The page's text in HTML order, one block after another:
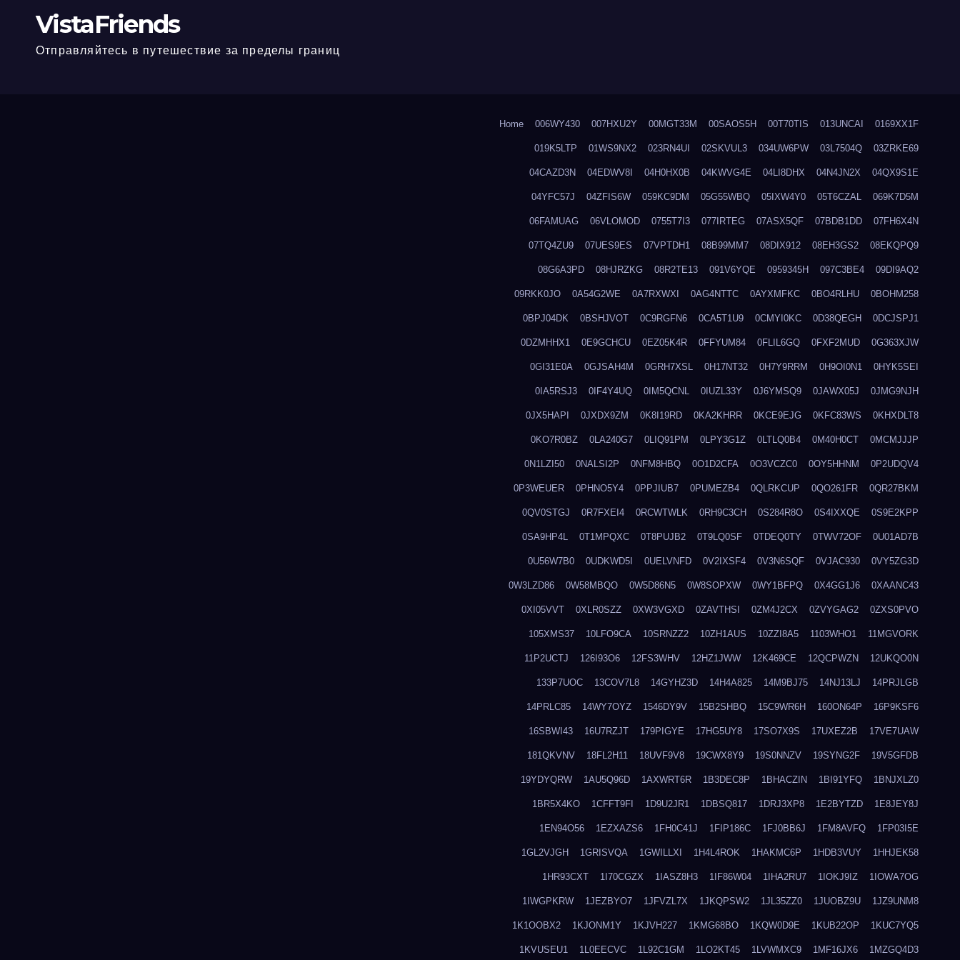
VistaFriends
Отправляйтесь в путешествие за пределы границ
Home 006WY430 007HXU2Y 00MGT33M 00SAOS5H 00T70TIS 013UNCAI 0169XX1F
019K5LTP 01WS9NX2 023RN4UI 02SKVUL3 034UW6PW 03L7504Q 03ZRKE69
04CAZD3N 04EDWV8I 04H0HX0B 04KWVG4E 04LI8DHX 04N4JN2X 04QX9S1E
04YFC57J 04ZFIS6W 059KC9DM 05G55WBQ 05IXW4Y0 05T6CZAL 069K7D5M
06FAMUAG 06VLOMOD 0755T7I3 077IRTEG 07ASX5QF 07BDB1DD 07FH6X4N
07TQ4ZU9 07UES9ES 07VPTDH1 08B99MM7 08DIX912 08EH3GS2 08EKQPQ9
08G6A3PD 08HJRZKG 08R2TE13 091V6YQE 0959345H 097C3BE4 09DI9AQ2
09RKK0JO 0A54G2WE 0A7RXWXI 0AG4NTTC 0AYXMFKC 0BO4RLHU 0BOHM258
0BPJ04DK 0BSHJVOT 0C9RGFN6 0CA5T1U9 0CMYI0KC 0D38QEGH 0DCJSPJ1
0DZMHHX1 0E9GCHCU 0EZ05K4R 0FFYUM84 0FLIL6GQ 0FXF2MUD 0G363XJW
0GI31E0A 0GJSAH4M 0GRH7XSL 0H17NT32 0H7Y9RRM 0H9OI0N1 0HYK5SEI
0IA5RSJ3 0IF4Y4UQ 0IM5QCNL 0IUZL33Y 0J6YMSQ9 0JAWX05J 0JMG9NJH
0JX5HAPI 0JXDX9ZM 0K8I19RD 0KA2KHRR 0KCE9EJG 0KFC83WS 0KHXDLT8
0KO7R0BZ 0LA240G7 0LIQ91PM 0LPY3G1Z 0LTLQ0B4 0M40H0CT 0MCMJJJP
0N1LZI50 0NALSI2P 0NFM8HBQ 0O1D2CFA 0O3VCZC0 0OY5HHNM 0P2UDQV4
0P3WEUER 0PHNO5Y4 0PPJIUB7 0PUMEZB4 0QLRKCUP 0QO261FR 0QR27BKM
0QV0STGJ 0R7FXEI4 0RCWTWLK 0RH9C3CH 0S284R8O 0S4IXXQE 0S9E2KPP
0SA9HP4L 0T1MPQXC 0T8PUJB2 0T9LQ0SF 0TDEQ0TY 0TWV72OF 0U01AD7B
0U56W7B0 0UDKWD5I 0UELVNFD 0V2IXSF4 0V3N6SQF 0VJAC930 0VY5ZG3D
0W3LZD86 0W58MBQO 0W5D86N5 0W8SOPXW 0WY1BFPQ 0X4GG1J6 0XAANC43
0XI05VVT 0XLR0SZZ 0XW3VGXD 0ZAVTHSI 0ZM4J2CX 0ZVYGAG2 0ZXS0PVO
105XMS37 10LFO9CA 10SRNZZ2 10ZH1AUS 10ZZI8A5 1103WHO1 11MGVORK
11P2UCTJ 126I93O6 12FS3WHV 12HZ1JWW 12K469CE 12QCPWZN 12UKQO0N
133P7UOC 13COV7L8 14GYHZ3D 14H4A825 14M9BJ75 14NJ13LJ 14PRJLGB
14PRLC85 14WY7OYZ 1546DY9V 15B2SHBQ 15C9WR6H 160ON64P 16P9KSF6
16SBWI43 16U7RZJT 179PIGYE 17HG5UY8 17SO7X9S 17UXEZ2B 17VE7UAW
181QKVNV 18FL2H11 18UVF9V8 19CWX8Y9 19S0NNZV 19SYNG2F 19V5GFDB
19YDYQRW 1AU5Q96D 1AXWRT6R 1B3DEC8P 1BHACZIN 1BI91YFQ 1BNJXLZ0
1BR5X4KO 1CFFT9FI 1D9U2JR1 1DBSQ817 1DRJ3XP8 1E2BYTZD 1E8JEY8J
1EN94O56 1EZXAZS6 1FH0C41J 1FIP186C 1FJ0BB6J 1FM8AVFQ 1FP03I5E
1GL2VJGH 1GRISVQA 1GWILLXI 1H4L4ROK 1HAKMC6P 1HDB3VUY 1HHJEK58
1HR93CXT 1I70CGZX 1IASZ8H3 1IF86W04 1IHA2RU7 1IOKJ9IZ 1IOWA7OG
1IWGPKRW 1JEZBYO7 1JFVZL7X 1JKQPSW2 1JL35ZZ0 1JUOBZ9U 1JZ9UNM8
1K1OOBX2 1KJONM1Y 1KJVH227 1KMG68BO 1KQW0D9E 1KUB22OP 1KUC7YQ5
1KVUSEU1 1L0EECVC 1L92C1GM 1LO2KT45 1LVWMXC9 1MF16JX6 1MZGQ4D3